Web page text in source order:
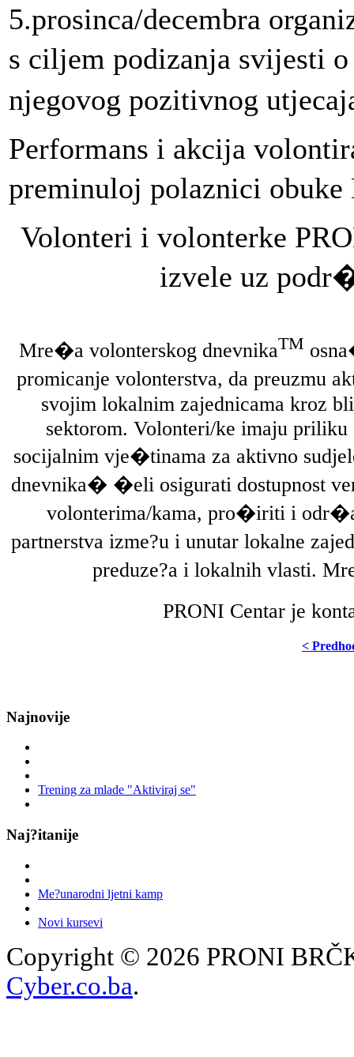
5.prosinca/decembra
s ciljem podizanja svijesti
njegovog pozitivnog
Performans i akcija
preminuloj polaznici
Volonteri i volonterke
izvele uz
Mre�a volonterskog dnevnikaTM
promicanje volonterstva, da preuzmu
svojim lokalnim zajednicama kroz
sektorom. Volonteri/ke imaju
socijalnim vje�tinama za aktivno
dnevnika� �eli osigurati dostupnost
volonterima/kama, pro�iriti i
partnerstva izme?u i unutar lokalne
preduze?a i lokalnih vlasti.
PRONI Centar je
<
Najnovije
Trening za mlade "Aktiviraj se"
Naj?itanije
Me?unarodni ljetni kamp
Novi kursevi
Copyright © 2026 PRONI
Cyber.co.ba.